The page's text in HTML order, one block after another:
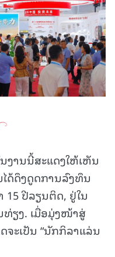
ງານນີ້ສະແດງໃຫ້ເຫັນ
ດ້ດຶງດູດການລົງທຶນ
15 ປີລຽນຕິດ, ຢູ່ໃນ
ຽງ. ເມື່ອມຸ່ງໜ້າສູ່
ຈະເປັນ “ນັກກິລາແລ່ນ